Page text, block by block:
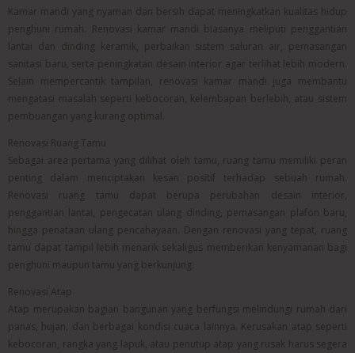
Kamar mandi yang nyaman dan bersih dapat meningkatkan kualitas hidup
penghuni rumah. Renovasi kamar mandi biasanya meliputi penggantian
lantai dan dinding keramik, perbaikan sistem saluran air, pemasangan
sanitasi baru, serta peningkatan desain interior agar terlihat lebih modern.
Selain mempercantik tampilan, renovasi kamar mandi juga membantu
mengatasi masalah seperti kebocoran, kelembapan berlebih, atau sistem
pembuangan yang kurang optimal.
Renovasi Ruang Tamu
Sebagai area pertama yang dilihat oleh tamu, ruang tamu memiliki peran
penting dalam menciptakan kesan positif terhadap sebuah rumah.
Renovasi ruang tamu dapat berupa perubahan desain interior,
penggantian lantai, pengecatan ulang dinding, pemasangan plafon baru,
hingga penataan ulang pencahayaan. Dengan renovasi yang tepat, ruang
tamu dapat tampil lebih menarik sekaligus memberikan kenyamanan bagi
penghuni maupun tamu yang berkunjung.
Renovasi Atap
Atap merupakan bagian bangunan yang berfungsi melindungi rumah dari
panas, hujan, dan berbagai kondisi cuaca lainnya. Kerusakan atap seperti
kebocoran, rangka yang lapuk, atau penutup atap yang rusak harus segera